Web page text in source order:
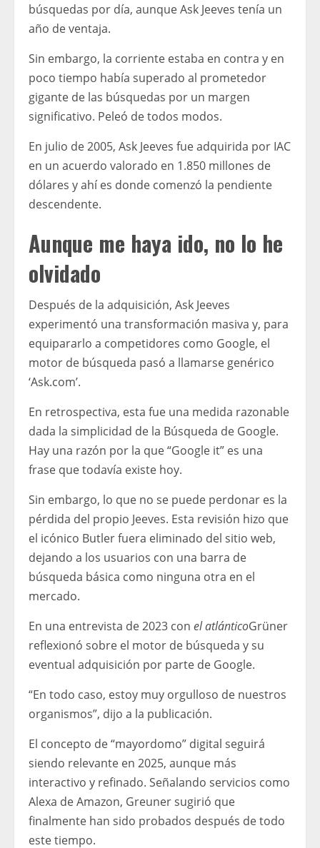
búsquedas por día, aunque Ask Jeeves tenía un
año de ventaja.
Sin embargo, la corriente estaba en contra y en
poco tiempo había superado al prometedor
gigante de las búsquedas por un margen
significativo. Peleó de todos modos.
En julio de 2005, Ask Jeeves fue adquirida por IAC
en un acuerdo valorado en 1.850 millones de
dólares y ahí es donde comenzó la pendiente
descendente.
Aunque me haya ido, no lo he
olvidado
Después de la adquisición, Ask Jeeves
experimentó una transformación masiva y, para
equipararlo a competidores como Google, el
motor de búsqueda pasó a llamarse genérico
‘Ask.com’.
En retrospectiva, esta fue una medida razonable
dada la simplicidad de la Búsqueda de Google.
Hay una razón por la que “Google it” es una
frase que todavía existe hoy.
Sin embargo, lo que no se puede perdonar es la
pérdida del propio Jeeves. Esta revisión hizo que
el icónico Butler fuera eliminado del sitio web,
dejando a los usuarios con una barra de
búsqueda básica como ninguna otra en el
mercado.
En una entrevista de 2023 con el atlánticoGrüner
reflexionó sobre el motor de búsqueda y su
eventual adquisición por parte de Google.
“En todo caso, estoy muy orgulloso de nuestros
organismos”, dijo a la publicación.
El concepto de “mayordomo” digital seguirá
siendo relevante en 2025, aunque más
interactivo y refinado. Señalando servicios como
Alexa de Amazon, Greuner sugirió que
finalmente han sido probados después de todo
este tiempo.